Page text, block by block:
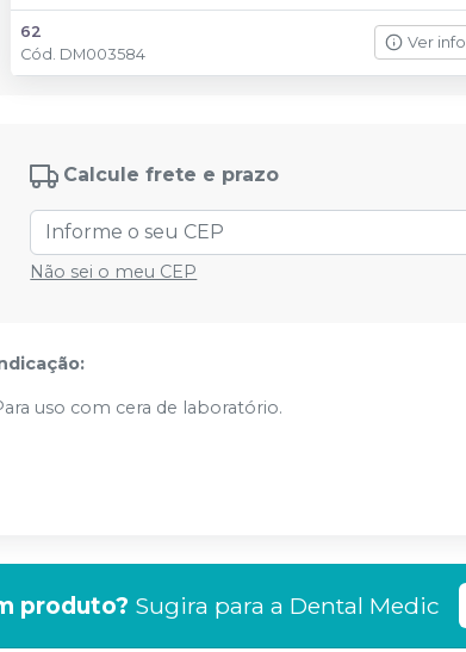
62
Cód. DM003584
Ver info
Calcule frete e prazo
Não sei o meu CEP
uso com cera de laboratório.
produto? Sugira para a Dental Medic